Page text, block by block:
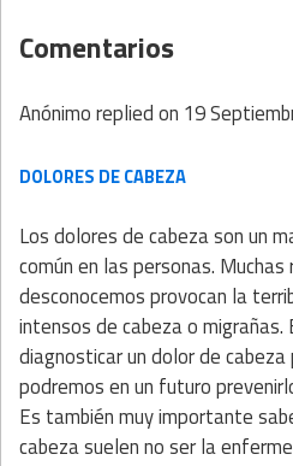
Comentarios
Anónimoreplied on 19
DOLORES DE CABEZA
Los dolores de cabeza son un
común en las personas. Muchas
desconocemos provocan la
intensos de cabeza o
diagnosticar un dolor de
podremos en un futuro
Es también muy importante
cabeza suelen no ser la